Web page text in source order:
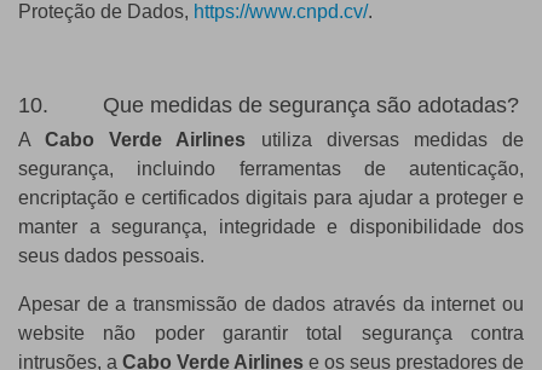
Proteção de Dados, https://www.cnpd.cv/.
10. Que medidas de segurança são adotadas?
ACabo Verde Airlines utiliza diversas medidas de
segurança, incluindo ferramentas de autenticação,
encriptação e certificados digitais para ajudar a proteger e
manter a segurança, integridade e disponibilidade dos
seus dados pessoais.
Apesar de a transmissão de dados através da internet ou
website não poder garantir total segurança contra
intrusões, a Cabo Verde Airlines e os seus prestadores de